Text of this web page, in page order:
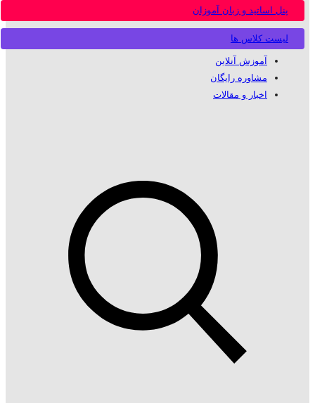
لیست کلاس ها
پنل اساتید و زبان آموزان
آموزش آنلاین
مشاوره رایگان
اخبار و مقالات